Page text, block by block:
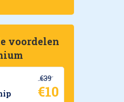
voordelen
€39
€10